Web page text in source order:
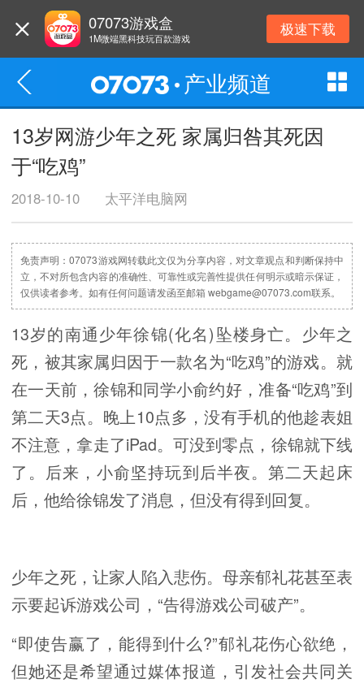
07073游戏盒
1M微端黑科技玩百款游戏 极速下载
产业频道
13岁网游少年之死 家属归咎其死因
于“吃鸡”
2018-10-10 太平洋电脑网
免责声明：07073游戏网转载此文仅为分享内容，对文章观点和判断保持中
立，不对所包含内容的准确性、可靠性或完善性提供任何明示或暗示保证，
仅供读者参考。如有任何问题请发函至邮箱 webgame@07073.com联系。
13岁的南通少年徐锦(化名)坠楼身亡。少年之
死，被其家属归因于一款名为“吃鸡”的游戏。就
在一天前，徐锦和同学小俞约好，准备“吃鸡”到
第二天3点。晚上10点多，没有手机的他趁表姐
不注意，拿走了iPad。可没到零点，徐锦就下线
了。后来，小俞坚持玩到后半夜。第二天起床
后，他给徐锦发了消息，但没有得到回复。
少年之死，让家人陷入悲伤。母亲郁礼花甚至表
示要起诉游戏公司，“告得游戏公司破产”。
“即使告赢了，能得到什么?”郁礼花伤心欲绝，
但她还是希望通过媒体报道，引发社会共同关